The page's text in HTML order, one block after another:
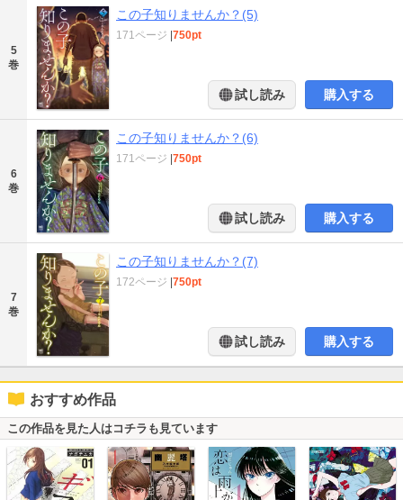
5
巻
この子知りませんか？(5)
171ページ 750pt
試し読み 購入する
6
巻
この子知りませんか？(6)
171ページ 750pt
試し読み 購入する
7
巻
この子知りませんか？(7)
172ページ 750pt
試し読み 購入する
おすすめ作品
この作品を見た人はコチラも見ています